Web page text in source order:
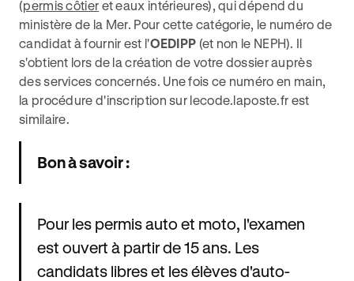
(permis côtier et eaux intérieures), qui dépend du
ministère de la Mer. Pour cette catégorie, le numéro de
candidat à fournir est l'OEDIPP (et non le NEPH). Il
s'obtient lors de la création de votre dossier auprès
des services concernés. Une fois ce numéro en main,
la procédure d'inscription sur lecode.laposte.fr est
similaire.
Bon à savoir :
Pour les permis auto et moto, l'examen
est ouvert à partir de 15 ans. Les
candidats libres et les élèves d'auto-